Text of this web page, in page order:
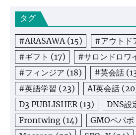
タグ
#ARASAWA (15) #アウトド
#ギフト (17) #サロンドロワ
#フィンジア (18) #英会話
#英語学習 (23) AI英会話
D3 PUBLISHER (13) DNS設
Frontwing (14) GMOペパボ